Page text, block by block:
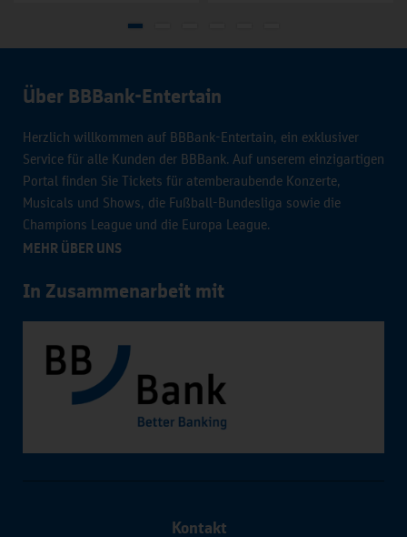
Über BBBank-Entertain
Herzlich willkommen auf BBBank-Entertain, ein exklusiver
Service für alle Kunden der BBBank. Auf unserem einzigartigen
Portal finden Sie Tickets für atemberaubende Konzerte,
Musicals und Shows, die Fußball-Bundesliga sowie die
Champions League und die Europa League.
MEHR ÜBER UNS
In Zusammenarbeit mit
Kontakt